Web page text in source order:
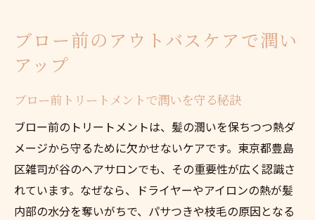
ブロー前のアウトバスケアで潤い
アップ
ブロー前トリートメントで潤いを守る秘訣
ブロー前のトリートメントは、髪の潤いを保ちつつ熱ダ
メージから守るために欠かせないケアです。東京都豊島
区雑司が谷のヘアサロンでも、その重要性が広く認識さ
れています。なぜなら、ドライヤーやアイロンの熱が髪
内部の水分を奪いがちで、パサつきや枝毛の原因となる